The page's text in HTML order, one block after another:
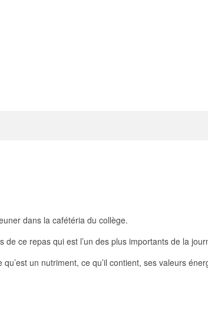
dans la cafétéria du collège.
de ce repas qui est l’un des plus importants de la
un nutriment, ce qu’il contient, ses valeurs